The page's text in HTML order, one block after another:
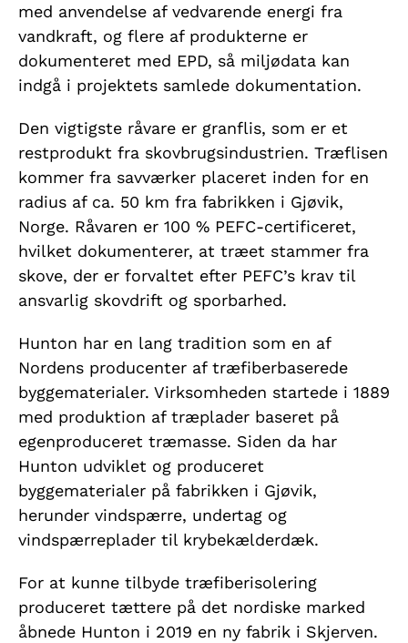
med anvendelse af vedvarende energi fra
vandkraft, og flere af produkterne er
dokumenteret med EPD, så miljødata kan
indgå i projektets samlede dokumentation.
Den vigtigste råvare er granflis, som er et
restprodukt fra skovbrugsindustrien. Træflisen
kommer fra savværker placeret inden for en
radius af ca. 50 km fra fabrikken i Gjøvik,
Norge. Råvaren er 100 % PEFC-certificeret,
hvilket dokumenterer, at træet stammer fra
skove, der er forvaltet efter PEFC’s krav til
ansvarlig skovdrift og sporbarhed.
Hunton har en lang tradition som en af
Nordens producenter af træfiberbaserede
byggematerialer. Virksomheden startede i 1889
med produktion af træplader baseret på
egenproduceret træmasse. Siden da har
Hunton udviklet og produceret
byggematerialer på fabrikken i Gjøvik,
herunder vindspærre, undertag og
vindspærreplader til krybekælderdæk.
For at kunne tilbyde træfiberisolering
produceret tættere på det nordiske marked
åbnede Hunton i 2019 en ny fabrik i Skjerven.